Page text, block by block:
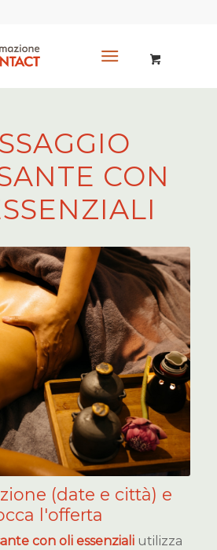
CON
(date e città) e
l'offerta
con oli essenzialiutilizza